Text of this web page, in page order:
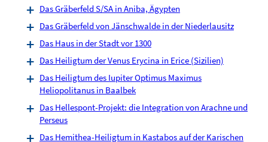
Das Gräberfeld S/SA in Aniba, Ägypten
Das Gräberfeld von Jänschwalde in der Niederlausitz
Das Haus in der Stadt vor 1300
Das Heiligtum der Venus Erycina in Erice (Sizilien)
Das Heiligtum des Iupiter Optimus Maximus
Heliopolitanus in Baalbek
Das Hellespont-Projekt: die Integration von Arachne und
Perseus
Das Hemithea-Heiligtum in Kastabos auf der Karischen